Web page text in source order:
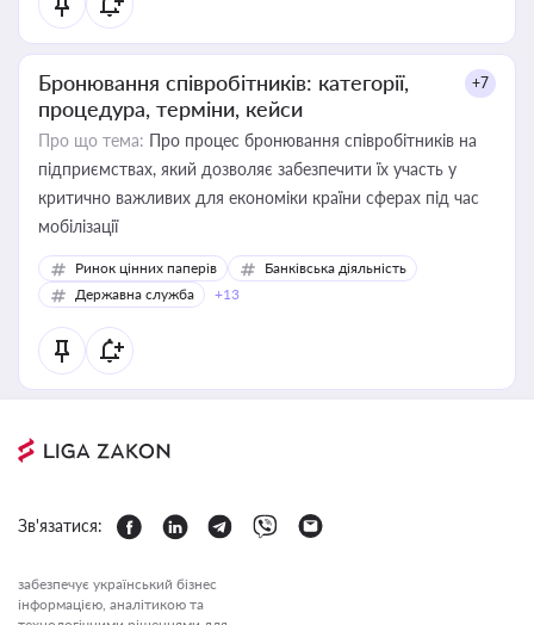
Бронювання співробітників: категорії,
процедура, терміни, кейси
+7
Про що тема: Про процес бронювання співробітників на
підприємствах, який дозволяє забезпечити їх участь у
критично важливих для економіки країни сферах під час
мобілізації
Ринок цінних паперів
Банківська діяльність
Державна служба
+13
Зв'язатися:
забезпечує український бізнес
інформацією, аналітикою та